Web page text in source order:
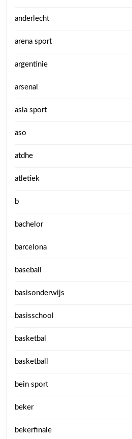
anderlecht
arena sport
argentinie
arsenal
asia sport
aso
atdhe
atletiek
b
bachelor
barcelona
baseball
basisonderwijs
basisschool
basketbal
basketball
bein sport
beker
bekerfinale